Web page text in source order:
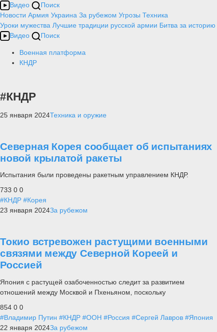
Видео
Поиск
Новости Армия Украина За рубежом Угрозы Техника
Уроки мужества Лучшие традиции русской армии Битва за историю
Видео
Поиск
Военная платформа
КНДР
#КНДР
25 января 2024Техника и оружие
Северная Корея сообщает об испытаниях
новой крылатой ракеты
Испытания были проведены ракетным управлением КНДР.
733 0 0
#КНДР #Корея
23 января 2024За рубежом
Токио встревожен растущими военными
связями между Северной Кореей и
Россией
Япония с растущей озабоченностью следит за развитием
отношений между Москвой и Пхеньяном, поскольку
854 0 0
#Владимир Путин #КНДР #ООН #Россия #Сергей Лавров #Япония
22 января 2024За рубежом